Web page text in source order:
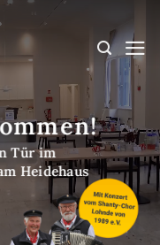
Türim
Heidehaus